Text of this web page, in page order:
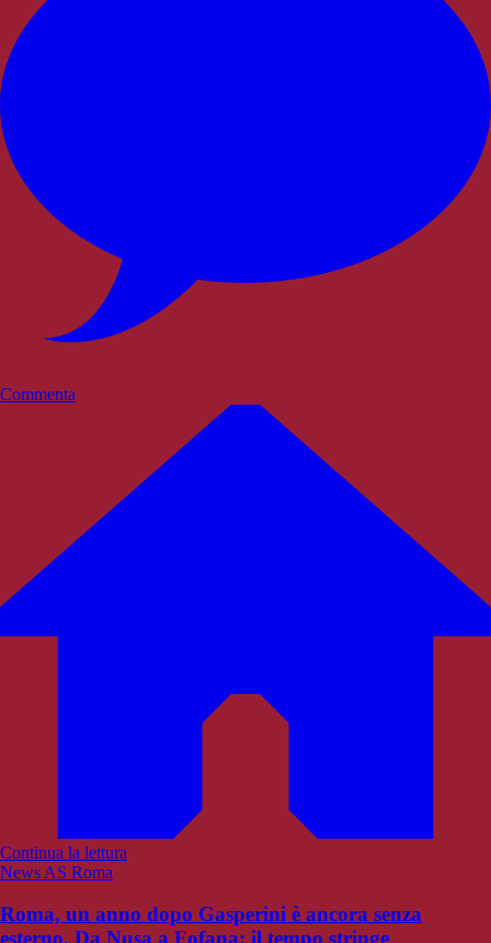
Commenta
Continua la lettura
News AS Roma
Roma, un anno dopo Gasperini è ancora senza
esterno. Da Nusa a Fofana: il tempo stringe